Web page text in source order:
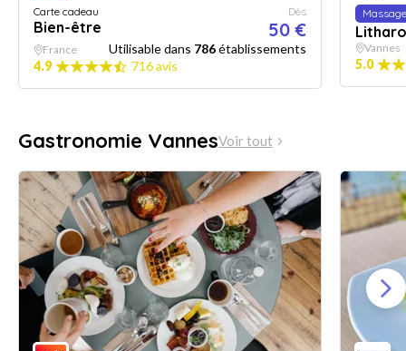
Carte cadeau
Bien-être
Dès
50 €
France Utilisable dans 786établissements
4.9
716 avis
Massage
Vannes
5.0
Gastronomie VannesVoir tout